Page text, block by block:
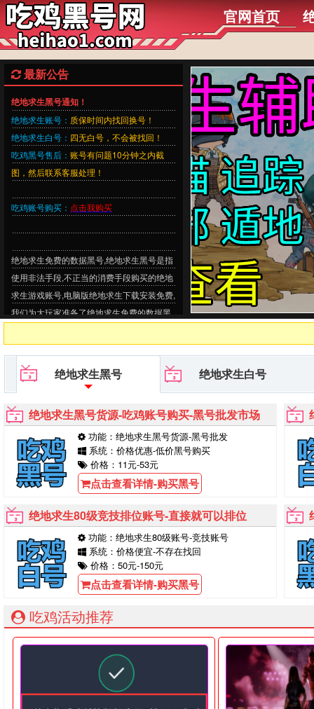
官网首页
最新公告
绝地求生黑号通知！
绝地求生账号： 质保时间内找回换号！
绝地求生白号： 四无白号，不会被找回！
吃鸡黑号售后： 账号有问题10分钟之内截
图，然后联系客服处理！
吃鸡账号购买： 点击我购买
绝地求生免费的数据黑号,绝地求生黑号是指
使用非法手段,不正当的消费手段购买的绝地
求生游戏账号,电脑版绝地求生下载安装免费,
我们为大玩家准备了绝地求生免费的数据黑
绝地求生黑号 绝地求生白号
绝地求生黑号货源-吃鸡账号购买-黑号批发市场
功能：绝地求生黑号货源-黑号批发
系统：价格优惠-低价黑号购买
价格：11元-53元
点击查看详情-购买黑号
绝地求生80级竞技排位账号-直接就可以排位
功能：绝地求生80级账号-竞技账号
系统：价格便宜-不存在找回
价格：50元-150元
点击查看详情-购买黑号
吃鸡活动推荐